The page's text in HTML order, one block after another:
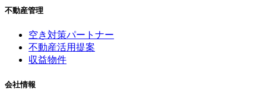
不動産管理
空き対策パートナー
不動産活用提案
収益物件
会社情報